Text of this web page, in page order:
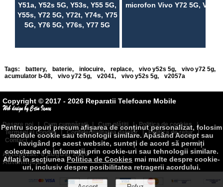
Y51a, Y52s 5G, Y53s, Y55 5G,
Y55s, Y72 5G, Y72t, Y74s, Y75
5G, Y76 5G, Y76s, Y77 5G
microfon Vivo Y72 5G, V2041
Tags: battery, baterie, inlocuire, replace, vivo y52s 5g, vivo y72 5g,
acumulator b-08, vivo y72 5g, v2041, vivo y52s 5g, v2057a
Copyright © 2017 - 2026 Reparatii Telefoane Mobile
Despre noi | Cum cumpăraţi | Cum plătiţi | Politica de cookies
|
Termeni şi condiţii
| Confidenţialitatea datelor | Politica de retur
|
Contact
Actualizat: 6 august 2026
Autentificare
Pentru scopuri precum afișarea de conținut personalizat, folosim
module cookie sau tehnologii similare. Apăsând Accept sau
navigând pe acest website, sunteți de acord să permiți
colectarea de informații prin cookie-uri sau tehnologii similare.
Aflați în secțiunea Politica de Cookies mai multe despre cookie-
uri, inclusiv despre posibilitatea retragerii acordului.